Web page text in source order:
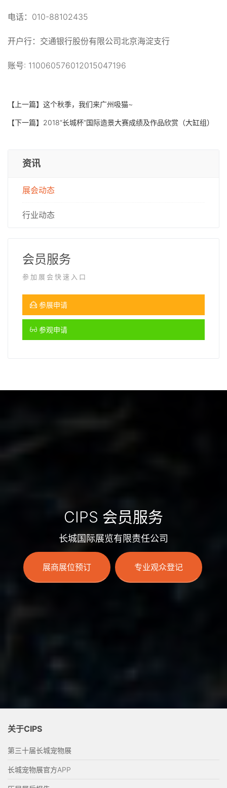
电话：010-88102435
开户行：交通银行股份有限公司北京海淀支行
账号: 110060576012015047196
【上一篇】 这个秋季，我们来广州吸猫~
【下一篇】 2018“长城杯”国际造景大赛成绩及作品欣赏（大缸组）
资讯
展会动态
行业动态
会员服务
参加展会快速入口
参展申请
参观申请
CIPS 会员服务
长城国际展览有限责任公司
展商展位预订 专业观众登记
关于CIPS
第三十届长城宠物展
长城宠物展官方APP